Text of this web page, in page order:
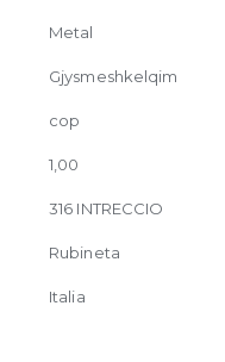
Metal
Gjysmeshkelqim
cop
1,00
316 INTRECCIO
Rubineta
Italia